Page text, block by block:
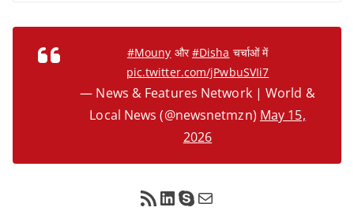
#Mouny और#Disha चर्चाओं में
pic.twitter.com/jPwbuSVIi7
— News & Features Network | World &
Local News (@newsnetmzn) May 15,
2026
RSS Feed LinkedIn Skype Mail